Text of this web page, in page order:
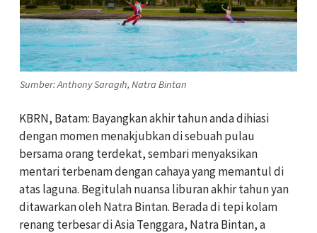
Sumber: Anthony Saragih, Natra Bintan
KBRN, Batam: Bayangkan akhir tahun anda dihiasi
dengan momen menakjubkan di sebuah pulau
bersama orang terdekat, sembari menyaksikan
mentari terbenam dengan cahaya yang memantul di
atas laguna. Begitulah nuansa liburan akhir tahun yan
ditawarkan oleh Natra Bintan. Berada di tepi kolam
renang terbesar di Asia Tenggara, Natra Bintan, a